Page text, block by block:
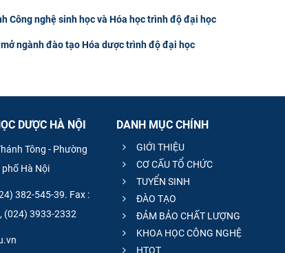
Công nghệ sinh học và Hóa học trình độ đại học
ngành đào tạo Hóa dược trình độ đại học
DƯỢC HÀ NỘI
Tông - Phường
Hà Nội
382-545-39. Fax :
(024) 3933-2332
DANH MỤC CHÍNH
GIỚI THIỆU
CƠ CẤU TỔ CHỨC
TUYỂN SINH
ĐÀO TẠO
ĐẢM BẢO CHẤT LƯỢNG
KHOA HỌC CÔNG NGHỆ
HTQT